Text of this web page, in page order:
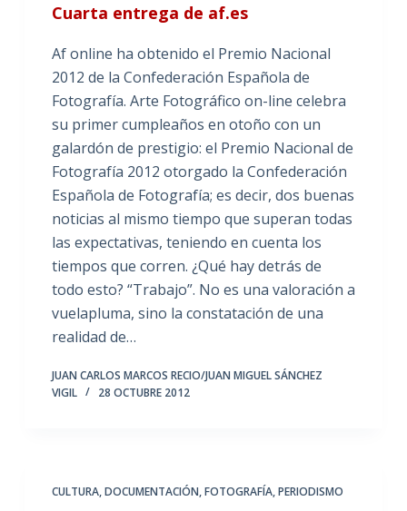
Cuarta entrega de af.es
Af online ha obtenido el Premio Nacional
2012 de la Confederación Española de
Fotografía. Arte Fotográfico on-line celebra
su primer cumpleaños en otoño con un
galardón de prestigio: el Premio Nacional de
Fotografía 2012 otorgado la Confederación
Española de Fotografía; es decir, dos buenas
noticias al mismo tiempo que superan todas
las expectativas, teniendo en cuenta los
tiempos que corren. ¿Qué hay detrás de
todo esto? “Trabajo”. No es una valoración a
vuelapluma, sino la constatación de una
realidad de…
JUAN CARLOS MARCOS RECIO/JUAN MIGUEL SÁNCHEZ
VIGIL
28 OCTUBRE 2012
CULTURA,DOCUMENTACIÓN,FOTOGRAFÍA,PERIODISMO